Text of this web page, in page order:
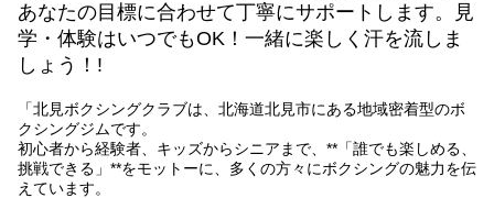
あなたの目標に合わせて丁寧にサポートします。見
学・体験はいつでもOK！一緒に楽しく汗を流しま
しょう！!
「北見ボクシングクラブは、北海道北見市にある地域密着型のボ
クシングジムです。
初心者から経験者、キッズからシニアまで、**「誰でも楽しめる、
挑戦できる」**をモットーに、多くの方々にボクシングの魅力を伝
えています。